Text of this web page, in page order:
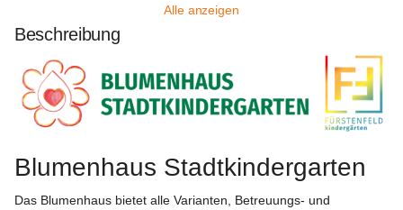
Alle anzeigen
Beschreibung
Blumenhaus Stadtkindergarten
Das Blumenhaus bietet alle Varianten, Betreuungs- und